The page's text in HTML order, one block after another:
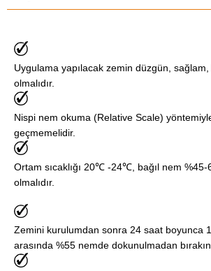
Uygulama yapılacak zemin düzgün,
olmalıdır.
Nispi nem okuma (Relative Scale)
geçmemelidir.
Ortam sıcaklığı 20℃ -24℃, bağıl nem %45-
olmalıdır.
Zemini kurulumdan sonra 24 saat boyunca
arasında %55 nemde dokunulmadan